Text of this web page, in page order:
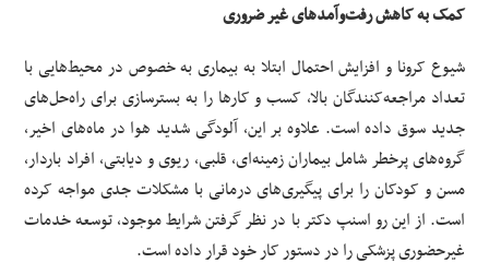
کمک به کاهش رفت‌وآمدهای غیر ضروری
شیوع کرونا و افزایش احتمال ابتلا به بیماری به خصوص در محیط‌هایی با
تعداد مراجعه‌کنندگان بالا، کسب و کارها را به بسترسازی برای راه‌حل‌های
جدید سوق داده‌ است. علاوه بر این، آلودگی شدید هوا در ماه‌های اخیر،
گروه‌های پرخطر شامل بیماران زمینه‌ای، قلبی، ریوی و دیابتی، افراد باردار،
مسن و کودکان را برای پیگیری‌های درمانی با مشکلات جدی مواجه کرده
است. از این رو اسنپ دکتر با در نظر گرفتن شرایط موجود، توسعه خدمات
غیرحضوری پزشکی را در دستور کار خود قرار داده‌ است.